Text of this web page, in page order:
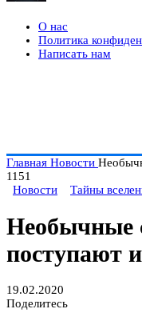
О нас
Политика
Написать нам
Главная Новости
1151
Новости
Тайны
Необычные
поступают
19.02.2020
Поделитесь